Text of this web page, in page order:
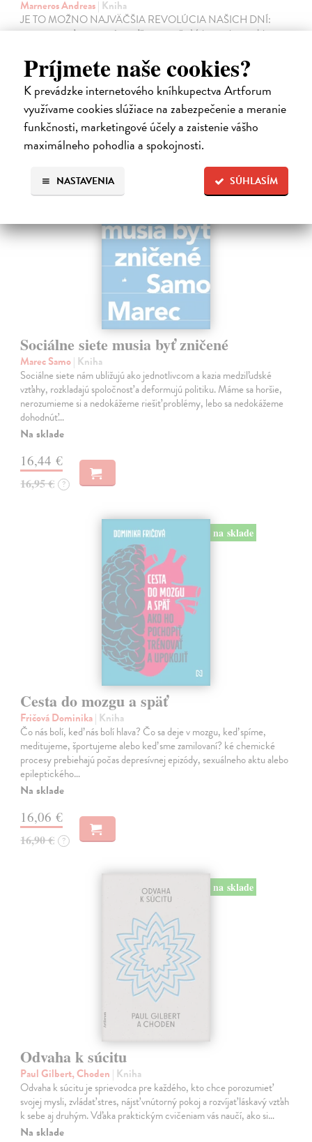
Príjmete naše cookies?
K prevádzke internetového kníhkupectva Artforum
využívame cookies slúžiace na zabezpečenie a meranie
funkčnosti, marketingové účely a zaistenie vášho
maximálneho pohodlia a spokojnosti.
SÚHLASÍM
NASTAVENIA
Marneros Andreas| Kniha
JE TO MOŽNO NAJVÄČŠIA REVOLÚCIA NAŠICH DNÍ:
rovnocennosť a rovnoprávnosť ženy a muža. Vojna a mier medzi
spolužitím.
Zasielame do 14 dní
22,05 €
24,50 € ?
na sklade
Sociálne siete musia byť zničené
Marec Samo| Kniha
Sociálne siete nám ubližujú ako jednotlivcom a kazia medziľudské
vzťahy, rozkladajú spoločnosť a deformujú politiku. Máme sa horšie,
nerozumieme si a nedokážeme riešiť problémy, lebo sa nedokážeme
dohodnúť…
Na sklade
16,44 €
16,95 € ?
na sklade
Cesta do mozgu a späť
Fričová Dominika| Kniha
Čo nás bolí, keď nás bolí hlava? Čo sa deje v mozgu, keď spíme,
meditujeme, športujeme alebo keď sme zamilovaní? ké chemické
procesy prebiehajú počas depresívnej epizódy, sexuálneho aktu alebo
epileptického…
Na sklade
16,06 €
16,90 € ?
na sklade
Odvaha k súcitu
Paul Gilbert, Choden | Kniha
Odvaha k súcitu je sprievodca pre každého, kto chce porozumieť
svojej mysli, zvládať stres, nájsť vnútorný pokoj a rozvíjať láskavý vzťah
k sebe aj druhým. Vďaka praktickým cvičeniam vás naučí, ako si…
Na sklade